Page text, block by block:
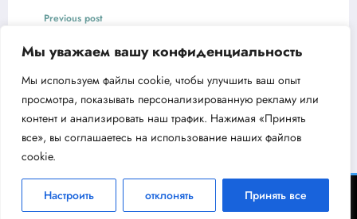
Мы уважаем вашу конфиденциальность
Мы используем файлы cookie, чтобы улучшить ваш опыт
просмотра, показывать персонализированную рекламу или
контент и анализировать наш трафик. Нажимая «Принять
все», вы соглашаетесь на использование наших файлов
cookie.
Настроить отклонять Принять все
Previous post
особенности и преимущества
Next post
Мотопомпа CHAMPION GP55
ВодоКлин - информационный портал об инженерном оборудовании 2026 |